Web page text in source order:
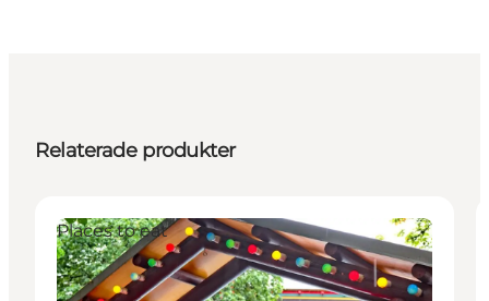
Relaterade produkter
Places to eat